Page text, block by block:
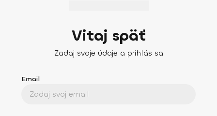
Vitaj späť
Zadaj svoje údaje a prihlás sa
Email